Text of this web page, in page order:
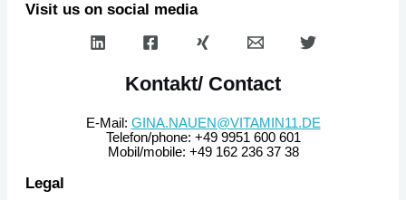
Visit us on social media
Kontakt/ Contact
E-Mail: GINA.NAUEN@VITAMIN11.DE
Telefon/phone: +49 9951 600 601
Mobil/mobile: +49 162 236 37 38
Legal